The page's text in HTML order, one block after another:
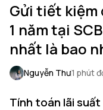
Gửi tiết kiệm
1 năm tại
nhất là bao
Nguyễn Thư1 phút
Tính toán lãi suất